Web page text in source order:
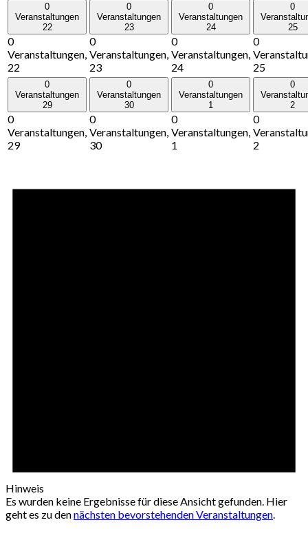
0
Veranstaltungen
22
0
Veranstaltungen,
22
0
Veranstaltungen
23
0
Veranstaltungen,
23
0
Veranstaltungen
24
0
Veranstaltungen,
24
0
25
0
25
0
Veranstaltungen
29
0
Veranstaltungen,
29
0
Veranstaltungen
30
0
Veranstaltungen,
30
0
Veranstaltungen
1
0
Veranstaltungen,
1
0
2
0
2
Hinweis
Es wurden keine Ergebnisse für diese Ansicht gefunden. Hier
geht es zu dennächsten bevorstehenden Veranstaltungen.